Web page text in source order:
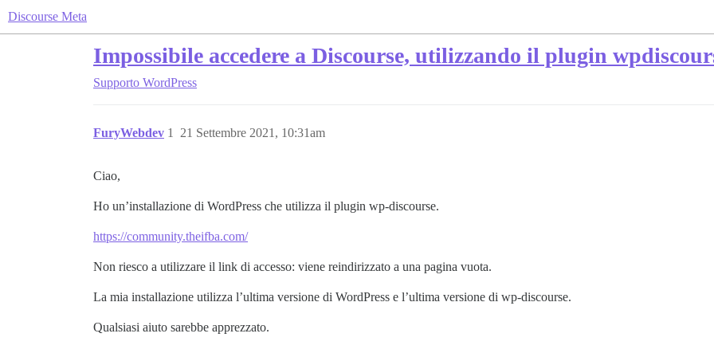
Discourse Meta
Impossibile accedere a Discourse, utilizzando il plugin
Supporto WordPress
FuryWebdev 21 Settembre 2021, 10:31am
1
Ciao,
Ho un’installazione di WordPress che utilizza il plugin wp-discourse.
https://community.theifba.com/
Non riesco a utilizzare il link di accesso: viene reindirizzato a una pagina vuota.
La mia installazione utilizza l’ultima versione di WordPress e l’ultima versione di wp-discourse.
Qualsiasi aiuto sarebbe apprezzato.